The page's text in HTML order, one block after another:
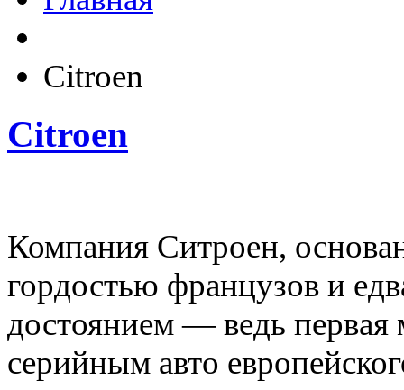
Citroen
Citroen
Компания Ситроен,
гордостью французов и
достоянием — ведь
серийным авто